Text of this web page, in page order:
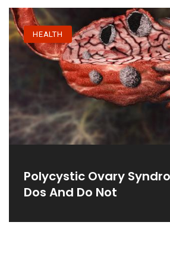
HEALTH
Polycystic Ovary
Dos And Do Not